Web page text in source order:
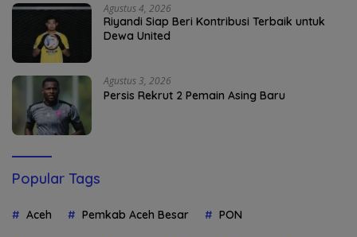
Agustus 4, 2026
Riyandi Siap Beri Kontribusi Terbaik untuk
Dewa United
Agustus 3, 2026
Persis Rekrut 2 Pemain Asing Baru
Popular Tags
Aceh Pemkab Aceh Besar PON